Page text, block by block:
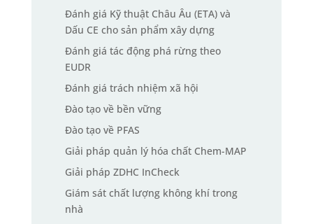
Đánh giá Kỹ thuật Châu Âu (ETA) và
Dấu CE cho sản phẩm xây dựng
Đánh giá tác động phá rừng theo
EUDR
Đánh giá trách nhiệm xã hội
Đào tạo về bền vững
Đào tạo về PFAS
Giải pháp quản lý hóa chất Chem-MAP
Giải pháp ZDHC InCheck
Giám sát chất lượng không khí trong
nhà